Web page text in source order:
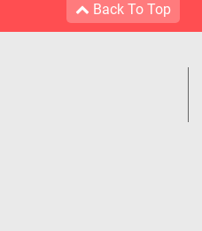
Back To Top